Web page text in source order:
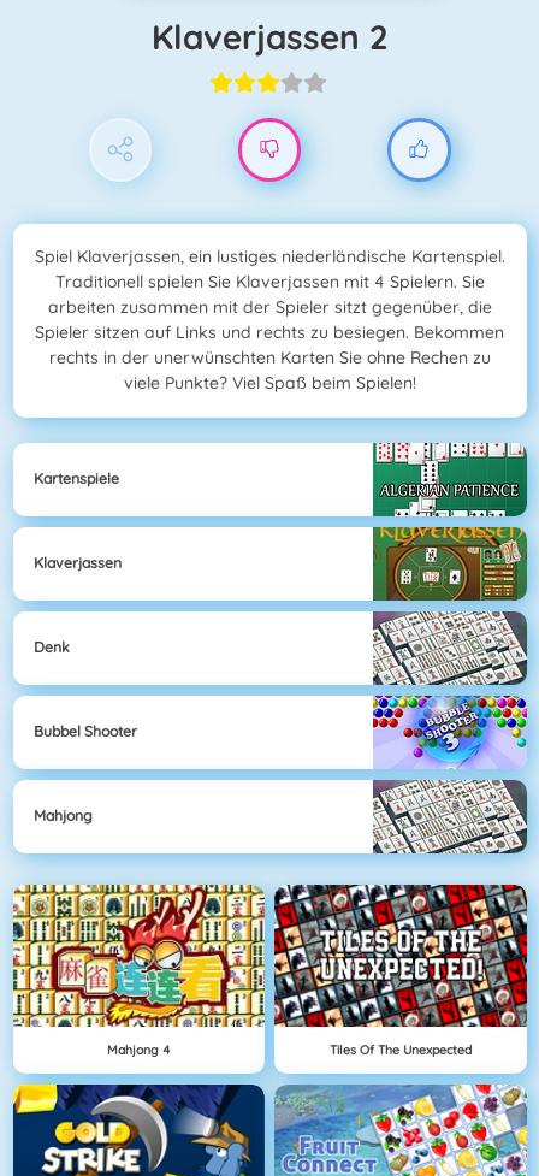
Klaverjassen 2
Spiel Klaverjassen, ein lustiges niederländische Kartenspiel.
Traditionell spielen Sie Klaverjassen mit 4 Spielern. Sie
arbeiten zusammen mit der Spieler sitzt gegenüber, die
Spieler sitzen auf Links und rechts zu besiegen. Bekommen
rechts in der unerwünschten Karten Sie ohne Rechen zu
viele Punkte? Viel Spaß beim Spielen!
Kartenspiele
Klaverjassen
Denk
Bubbel Shooter
Mahjong
Mahjong 4 Tiles Of The Unexpected